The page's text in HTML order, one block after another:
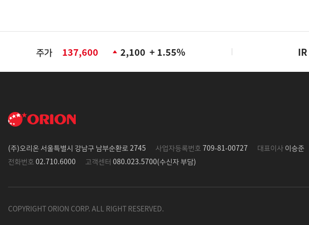
주가 137,600 2,100 + 1.55% IR
(주)오리온 서울특별시 강남구 남부순환로 2745 사업자등록번호 709-81-00727 대표이사 이승준
전화번호 02.710.6000 고객센터 080.023.5700(수신자 부담)
COPYRIGHT ORION CORP. ALL RIGHT RESERVED.